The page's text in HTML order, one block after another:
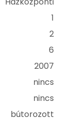
1
2
6
2007
nincs
nincs
bútorozott